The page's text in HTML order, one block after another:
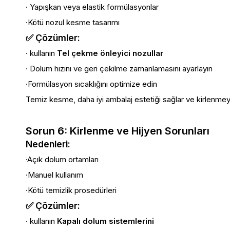
· Yapışkan veya elastik formülasyonlar
·Kötü nozul kesme tasarımı
✅ Çözümler:
· kullanın Tel çekme önleyici nozullar
· Dolum hızını ve geri çekilme zamanlamasını ayarlayın
·Formülasyon sıcaklığını optimize edin
Temiz kesme, daha iyi ambalaj estetiği sağlar ve
Sorun 6: Kirlenme ve Hijyen Sorunları
Nedenleri:
·Açık dolum ortamları
·Manuel kullanım
·Kötü temizlik prosedürleri
✅ Çözümler:
· kullanın Kapalı dolum sistemlerini